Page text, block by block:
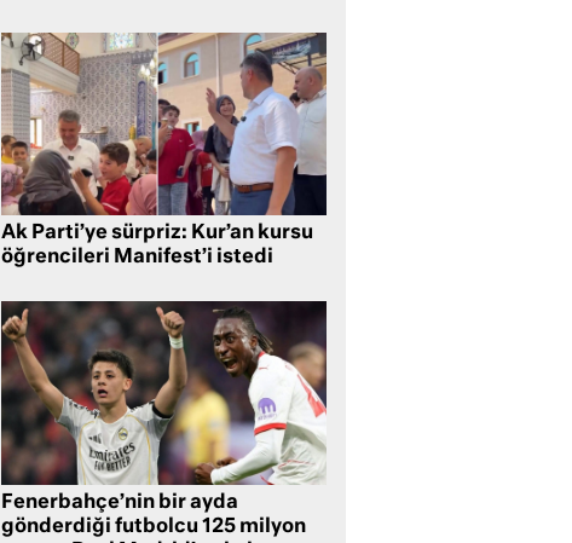
Ak Parti’ye sürpriz: Kur’an kursu
öğrencileri Manifest’i istedi
Fenerbahçe’nin bir ayda
gönderdiği futbolcu 125 milyon